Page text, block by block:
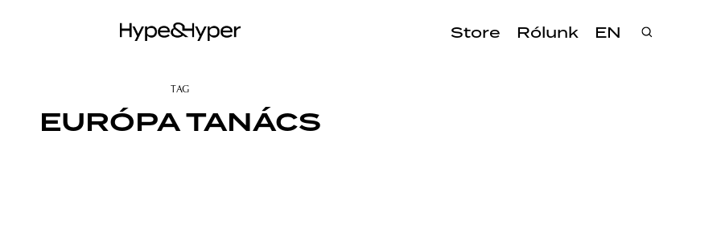
Store Rólunk EN
TAG
EURÓPA TANÁCS